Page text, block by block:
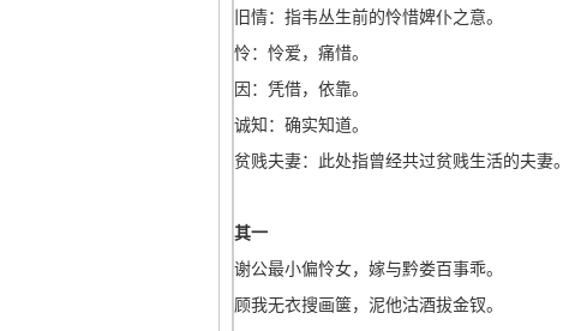
旧情：指韦丛生前的怜惜婢仆之意。
怜：怜爱，痛惜。
因：凭借，依靠。
诚知：确实知道。
贫贱夫妻：此处指曾经共过贫贱生活的夫妻。
其一
谢公最小偏怜女，嫁与黔娄百事乖。
顾我无衣搜画箧，泥他沽酒拔金钗。